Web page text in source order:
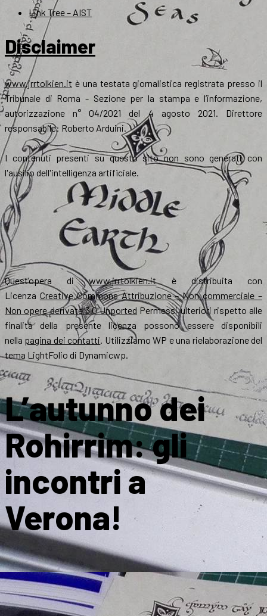
Link Tree – AIST
Disclaimer
www.jrrtolkien.it è una testata giornalistica registrata presso il
Tribunale di Roma - Sezione per la stampa e l’informazione,
autorizzazione n° 04/2021 del 4 agosto 2021. Direttore
responsabile: Roberto Arduini.
I contenuti presenti su questo sito non sono generati con
l'ausilio dell'intelligenza artificiale.
Quest’opera diwww.jrrtolkien.itè distribuita con
Licenza Creative Commons Attribuzione – Non commerciale –
Non opere derivate 3.0 Unported Permessi ulteriori rispetto alle
finalità della presente licenza possono essere disponibili
nella pagina dei contatti. Utilizziamo WP e una rielaborazione del
tema LightFolio di Dynamicwp.
L’autunno dei
Rohirrim: gli
incontri a
Verona!